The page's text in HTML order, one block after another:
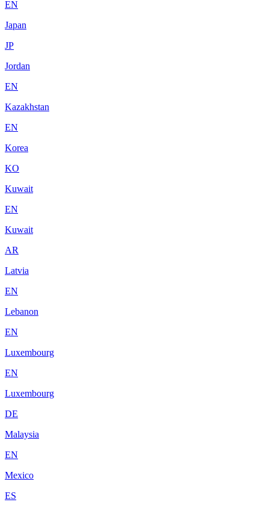
EN
Japan
JP
Jordan
EN
Kazakhstan
EN
Korea
KO
Kuwait
EN
Kuwait
AR
Latvia
EN
Lebanon
EN
Luxembourg
EN
Luxembourg
DE
Malaysia
EN
Mexico
ES